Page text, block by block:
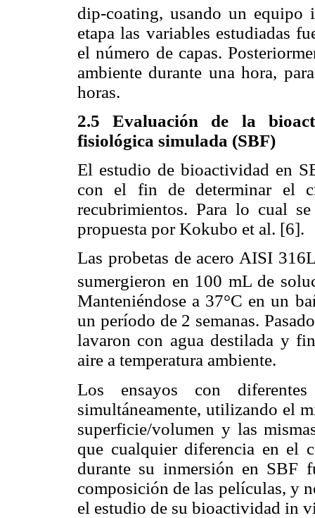
dip-coating, usando un equipo
etapa las variables estudiadas
el número de capas.
ambiente durante una hora,
horas.
2.5 Evaluación de la
fisiológica simulada (SBF)
El estudio de bioactividad en
con el fin de determinar el
recubrimientos. Para lo cual
propuesta por Kokubo et al. [6].
Las probetas de acero AISI
sumergieron en 100 mL de
Manteniéndose a 37°C en un
un período de 2 semanas.
lavaron con agua destilada y
aire a temperatura ambiente.
Los ensayos con
simultáneamente, utilizando el
superficie/volumen y las
que cualquier diferencia en el
durante su inmersión en SBF
composición de las películas, y
el estudio de su bioactividad in